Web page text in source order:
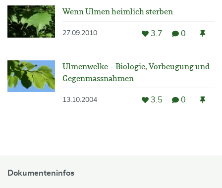
Wenn Ulmen heimlich sterben
27.09.2010 3.7 0
Ulmenwelke – Biologie, Vorbeugung und
Gegenmassnahmen
13.10.2004 3.5 0
Dokumenteninfos